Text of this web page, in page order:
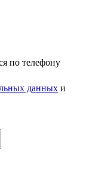
по телефону
данных и